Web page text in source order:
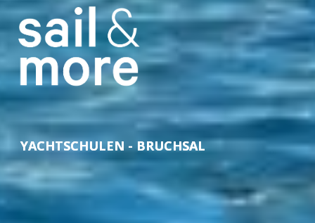
YACHTSCHULEN - BRUCHSAL